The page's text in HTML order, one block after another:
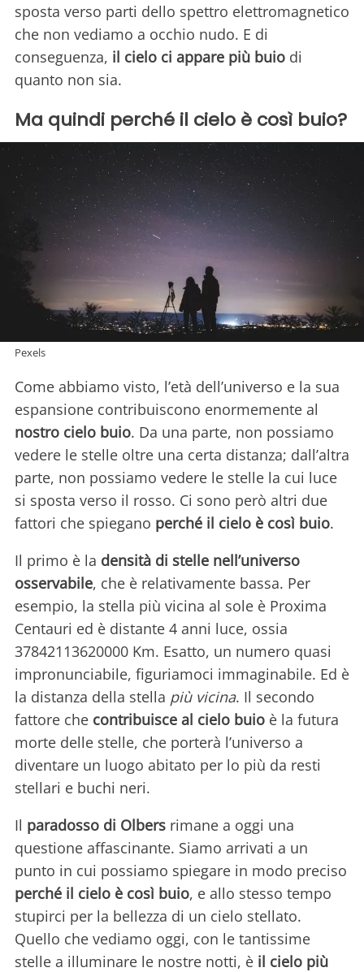
sposta verso parti dello spettro elettromagnetico
che non vediamo a occhio nudo. E di
conseguenza, il cielo ci appare più buio di
quanto non sia.
Ma quindi perché il cielo è così buio?
Pexels
Come abbiamo visto, l’età dell’universo e la sua
espansione contribuiscono enormemente al
nostro cielo buio. Da una parte, non possiamo
vedere le stelle oltre una certa distanza; dall’altra
parte, non possiamo vedere le stelle la cui luce
si sposta verso il rosso. Ci sono però altri due
fattori che spiegano perché il cielo è così buio.
Il primo è la densità di stelle nell’universo
osservabile, che è relativamente bassa. Per
esempio, la stella più vicina al sole è Proxima
Centauri ed è distante 4 anni luce, ossia
37842113620000 Km. Esatto, un numero quasi
impronunciabile, figuriamoci immaginabile. Ed è
la distanza della stella più vicina. Il secondo
fattore che contribuisce al cielo buio è la futura
morte delle stelle, che porterà l’universo a
diventare un luogo abitato per lo più da resti
stellari e buchi neri.
Il paradosso di Olbers rimane a oggi una
questione affascinante. Siamo arrivati a un
punto in cui possiamo spiegare in modo preciso
perché il cielo è così buio, e allo stesso tempo
stupirci per la bellezza di un cielo stellato.
Quello che vediamo oggi, con le tantissime
stelle a illuminare le nostre notti, è il cielo più